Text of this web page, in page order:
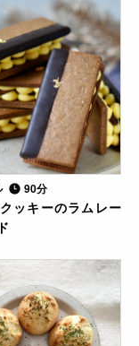
90分
ッキーのラムレー